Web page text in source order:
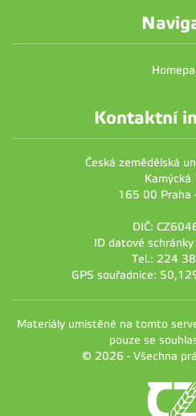
Kontaktní
Česká zemědělská
Kamýcká
165 00 Praha
DIČ:
ID datové
Tel.: 224
GPS souřadnice:
Materiály umístěné na tomto
pouze se
© 2026 - Všechna